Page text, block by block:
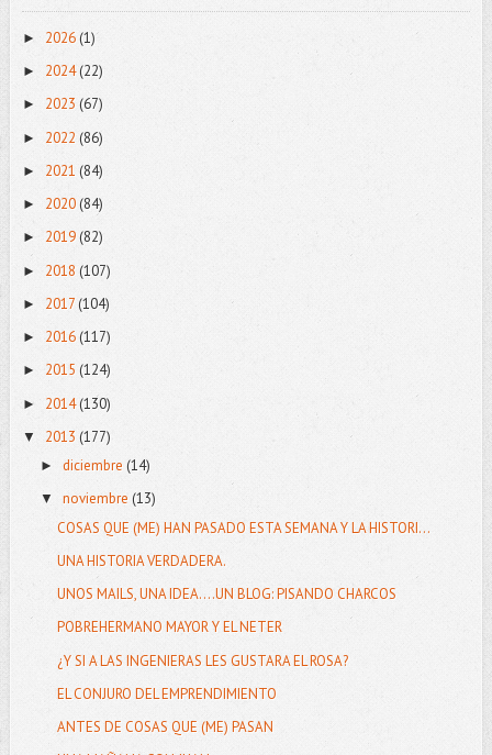
► 2026(1)
► 2024(22)
► 2023 (67)
► 2022 (86)
► 2021 (84)
► 2020(84)
► 2019(82)
► 2018 (107)
► 2017(104)
► 2016(117)
► 2015 (124)
► 2014(130)
▼ 2013 (177)
► diciembre (14)
▼ noviembre (13)
COSAS QUE (ME) HAN PASADO ESTA SEMANA Y LA HISTORI...
UNA HISTORIA VERDADERA.
UNOS MAILS, UNA IDEA....UN BLOG: PISANDO CHARCOS
POBREHERMANO MAYOR Y EL NETER
¿Y SI A LAS INGENIERAS LES GUSTARA EL ROSA?
EL CONJURO DEL EMPRENDIMIENTO
ANTES DE COSAS QUE (ME) PASAN